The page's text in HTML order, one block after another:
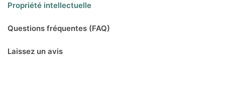
Propriété intellectuelle
Questions fréquentes (FAQ)
Laissez un avis